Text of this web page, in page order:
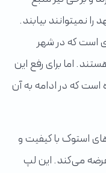
نمیتوانند بیابند.
است که در شهر
اما برای رفع این
است که در ادامه به آن
استوک با کیفیت و
می‌کند. این لپ